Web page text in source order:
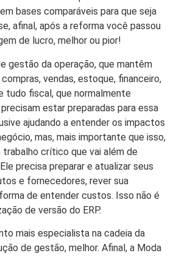
bases comparáveis para que seja
afinal, após a reforma você passou
de lucro, melhor ou pior!
gestão da operação, que mantêm
vendas, estoque, financeiro,
tudo fiscal, que normalmente
precisam estar preparadas para essa
ajudando a entender os impactos
mas, mais importante que isso,
crítico que vai além de
precisa preparar e atualizar seus
e fornecedores, rever sua
de entender custos. Isso não é
de versão do ERP.
mais especialista na cadeia da
de gestão, melhor. Afinal, a Moda